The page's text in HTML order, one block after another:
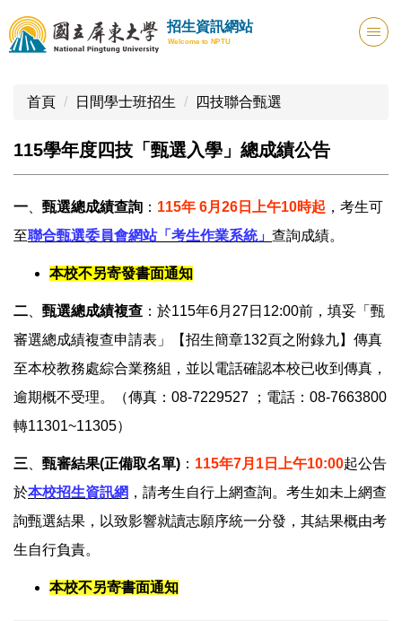
跳
到
主
區
招生資訊網站
Welcome to NPTU
首頁 日間學士班招生 四技聯合甄選
115學年度四技「甄選入學」總成績公告
一 甄選總成績查詢 ： 115年 6月26日上午10時起 ，考生可
至聯合甄選委員會網站「考生作業系統」 查詢成績。
本校不另寄發書面通知
二 甄選總成績複查 ：於115年6月27日12:00前，填妥「甄
審選總成績複查申請表」【招生簡章132頁之附錄九】傳真
至本校教務處綜合業務組，並以電話確認本校已收到傳真，
逾期概不受理。（傳真：08-7229527 ；電話：08-7663800
轉11301~11305）
三 甄審結果(正備取名單) ： 115年7月1日上午10:00起公告
於本校招生資訊網 ，請考生自行上網查詢。考生如未上網查
詢甄選結果，以致影響就讀志願序統一分發，其結果概由考
生自行負責。
本校不另寄書面通知